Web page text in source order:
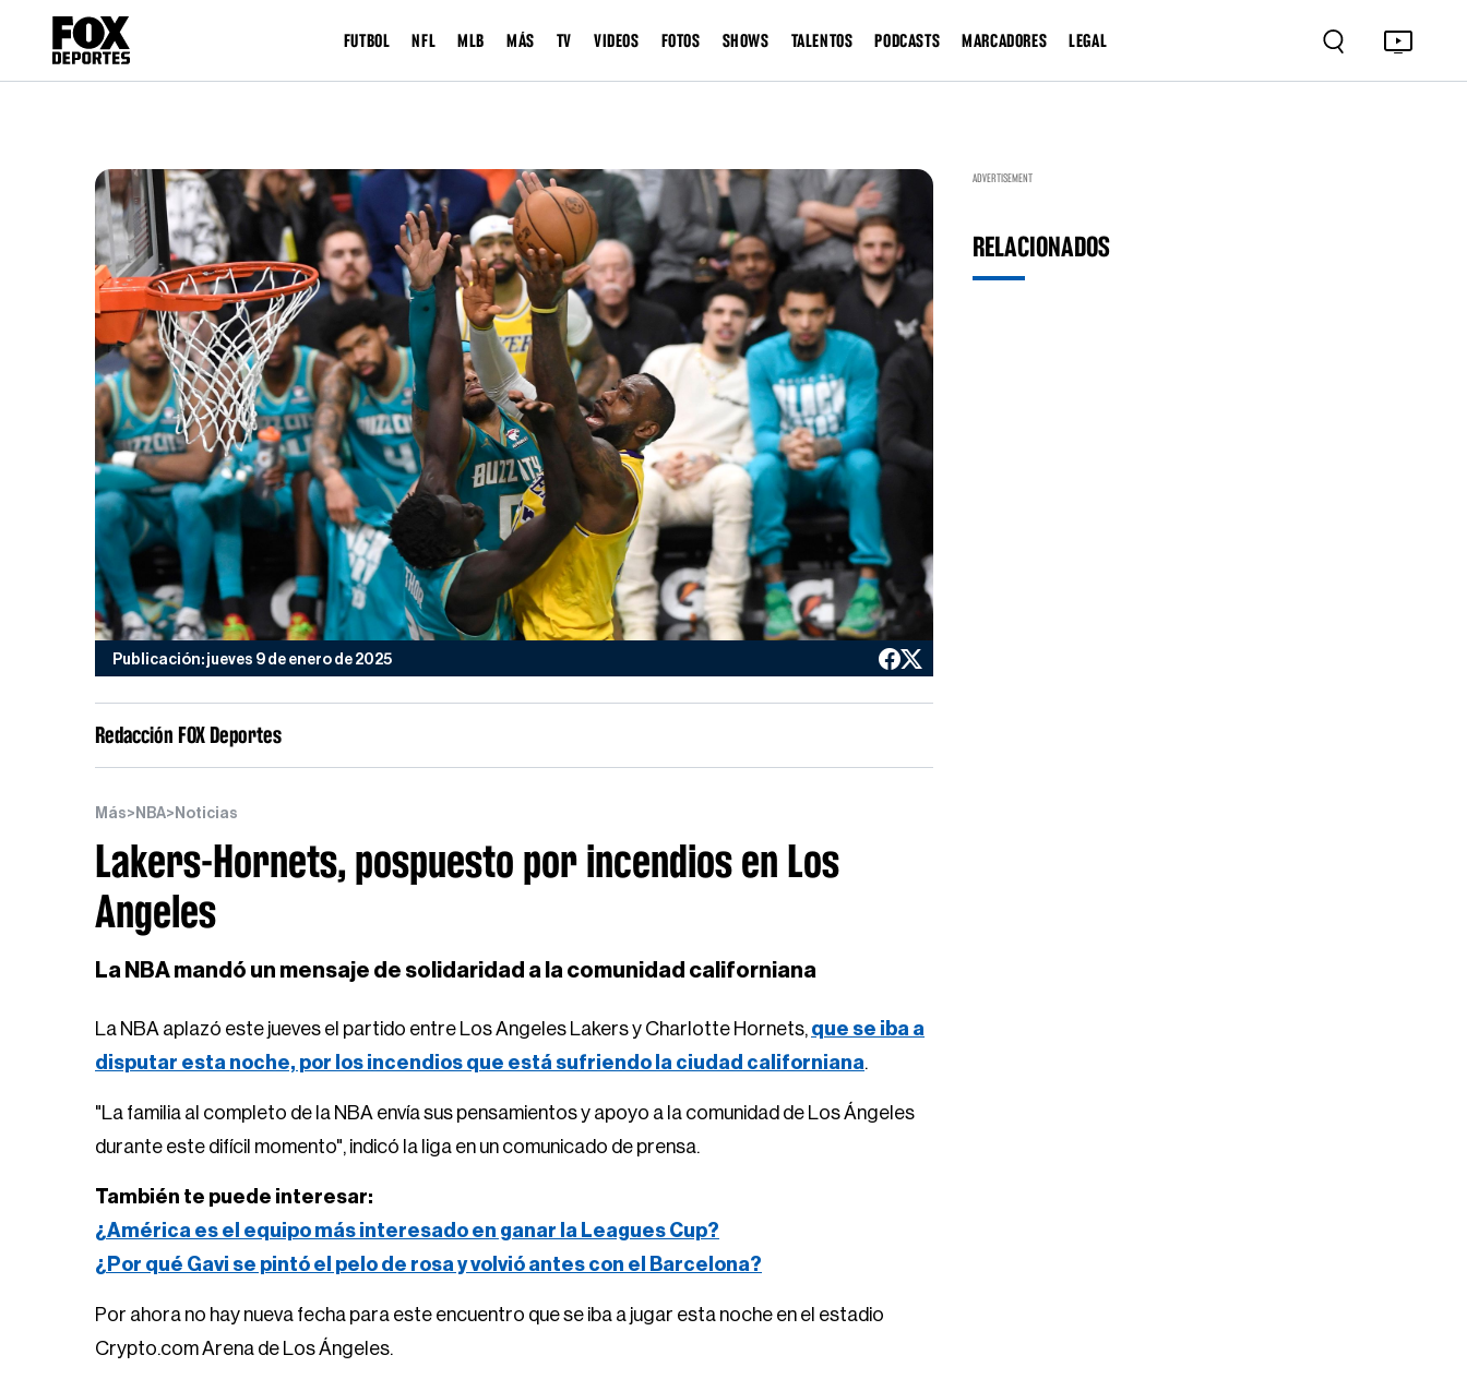
FUTBOL NFL MLB MÁS TV VIDEOS FOTOS SHOWS TALENTOS PODCASTS MARCADORES LEGAL
Publicación: jueves 9 de enero de 2025
Redacción FOX Deportes
Más> NBA> Noticias
Lakers-Hornets, pospuesto por incendios en Los
Angeles
La NBA mandó un mensaje de solidaridad a la comunidad californiana
La NBA aplazó este jueves el partido entre Los Angeles Lakers y Charlotte Hornets, que se iba a
disputar esta noche, por los incendios que está sufriendo la ciudad californiana.
"La familia al completo de la NBA envía sus pensamientos y apoyo a la comunidad de Los Ángeles
durante este difícil momento", indicó la liga en un comunicado de prensa.
También te puede interesar:
¿América es el equipo más interesado en ganar la Leagues Cup?
¿Por qué Gavi se pintó el pelo de rosa y volvió antes con el Barcelona?
Por ahora no hay nueva fecha para este encuentro que se iba a jugar esta noche en el estadio
Crypto.com Arena de Los Ángeles.
ADVERTISEMENT
RELACIONADOS